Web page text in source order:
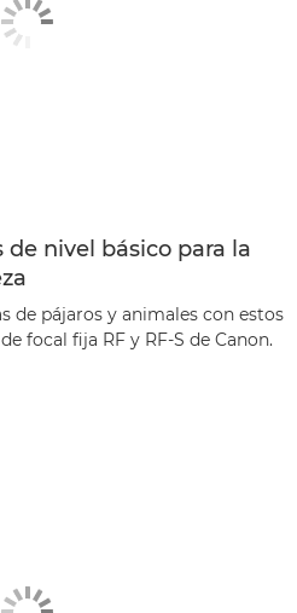
de nivel básico para la
de pájaros y animales con estos
focal fija RF y RF-S de Canon.